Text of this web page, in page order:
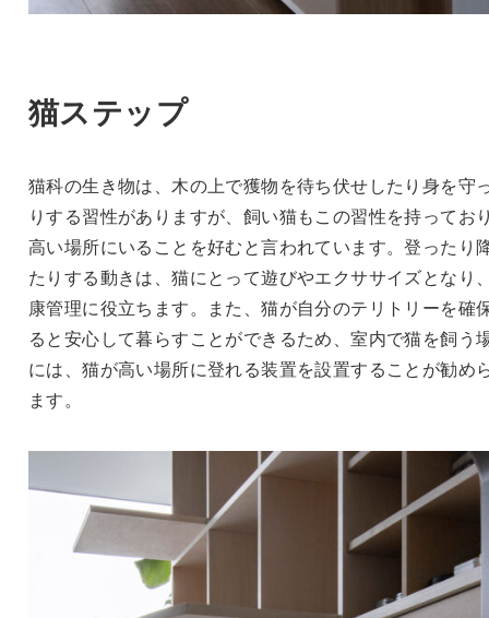
猫ステップ
猫科の生き物は、木の上で獲物を待ち伏せしたり身を守
りする習性がありますが、飼い猫もこの習性を持ってお
高い場所にいることを好むと言われています。登ったり
たりする動きは、猫にとって遊びやエクササイズとなり
康管理に役立ちます。また、猫が自分のテリトリーを確
ると安心して暮らすことができるため、室内で猫を飼う
には、猫が高い場所に登れる装置を設置することが勧め
ます。